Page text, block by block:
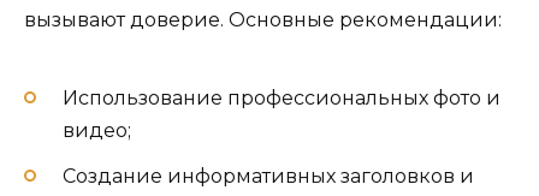
вызывают доверие. Основные рекомендации:
Использование профессиональных фото и
видео;
Создание информативных заголовков и